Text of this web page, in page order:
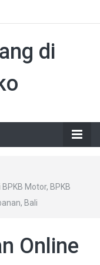
di
Motor, BPKB
Bali
Online